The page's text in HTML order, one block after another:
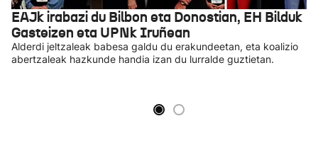
EAJk irabazi du Bilbon eta Donostian, EH Bilduk
Gasteizen eta UPNk Iruñean
Alderdi jeltzaleak babesa galdu du erakundeetan, eta koalizio
abertzaleak hazkunde handia izan du lurralde guztietan.